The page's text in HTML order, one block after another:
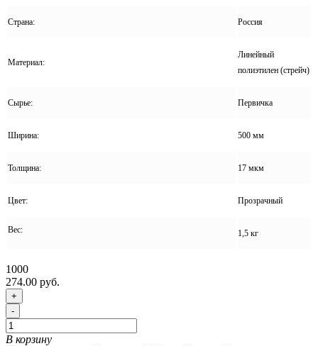
Страна: Россия
Материал:
Линейный
полиэтилен (стрейч)
Сырье: Первичка
Ширина: 500 мм
Толщина: 17 мкм
Цвет: Прозрачный
Вес: 1,5 кг
1000
274.00 руб.
+
-
В корзину